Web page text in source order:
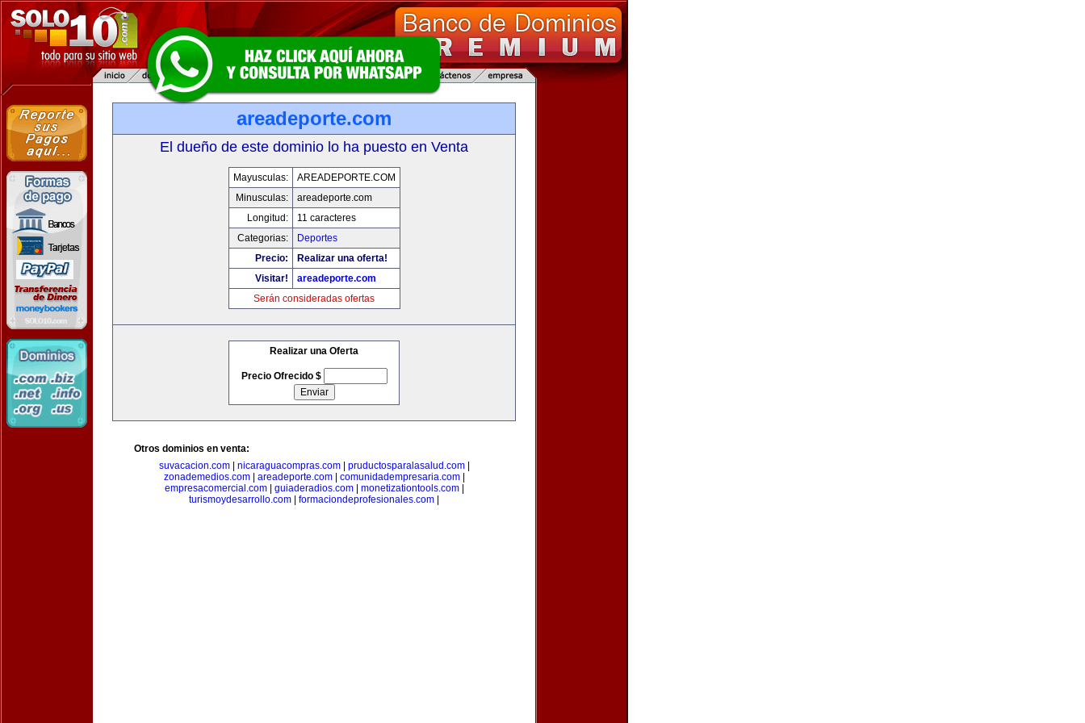
areadeporte.com
El dueño de este dominio lo ha puesto en Venta
Mayusculas:
AREADEPORTE.COM
Minusculas:
areadeporte.com
Longitud:
11 caracteres
Categorias:
Deportes
Precio:
Realizar una oferta!
Visitar!
areadeporte.com
Serán consideradas ofertas
Realizar una Oferta
Precio Ofrecido $
Otros dominios en venta:
suvacacion.com| nicaraguacompras.com| pruductosparalasalud.com|
zonademedios.com| areadeporte.com| comunidadempresaria.com|
empresacomercial.com| guiaderadios.com| monetizationtools.com|
turismoydesarrollo.com
formaciondeprofesionales.com